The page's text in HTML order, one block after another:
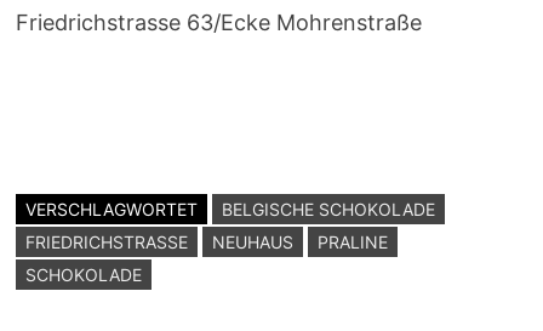
Friedrichstrasse 63/Ecke Mohrenstraße
VERSCHLAGWORTET
BELGISCHE SCHOKOLADE
FRIEDRICHSTRASSE
NEUHAUS
PRALINE
SCHOKOLADE